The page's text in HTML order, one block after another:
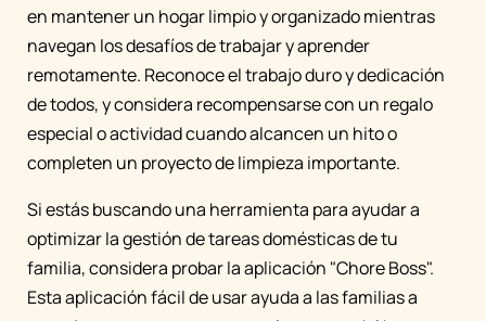
en mantener un hogar limpio y organizado mientras
navegan los desafíos de trabajar y aprender
remotamente. Reconoce el trabajo duro y dedicación
de todos, y considera recompensarse con un regalo
especial o actividad cuando alcancen un hito o
completen un proyecto de limpieza importante.
Si estás buscando una herramienta para ayudar a
optimizar la gestión de tareas domésticas de tu
familia, considera probar la aplicación "Chore Boss".
Esta aplicación fácil de usar ayuda a las familias a